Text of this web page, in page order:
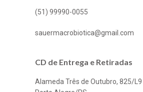
(51) 99990-0055
sauermacrobiotica@gmail.com
CD de Entrega e Retiradas
Alameda Três de Outubro, 825/L9